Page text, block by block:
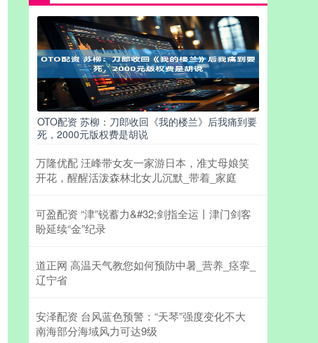
OTO配资 苏柳：刀郎收回《我的楼兰》后我痛到要
死，2000元版权费是胡说
万隆优配 汪峰带女友一家游日本，准丈母娘笑
开花，醒醒活泼森林北女儿沉默_带着_家庭
可盈配资 “津”锐蓄力&#32;剑指全运丨津门剑客
盼延续“金”纪录
道正网 高温天气教您如何预防中暑_营养_痉挛_
辽宁省
安泽配资 台风蓝色预警：“天琴”强度变化不大
南海部分海域风力可达9级